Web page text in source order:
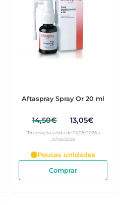
Aftaspray Spray Or 20 ml
14,50€ 13,05€
*Promoção válida de 01/08/2026 a
31/08/2026
Poucas unidades
Comprar